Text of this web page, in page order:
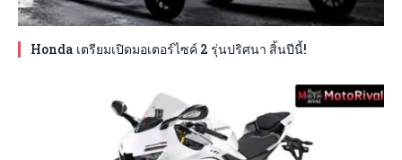
Honda เตรียมเปิดมอเตอร์ไซค์ 2 รุ่นปริศนา สิ้นปีนี้!